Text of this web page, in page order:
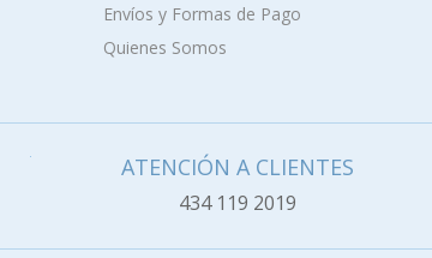
Envíos y Formas de Pago
Quienes Somos
ATENCIÓN A CLIENTES
434 119 2019